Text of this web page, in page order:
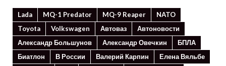
Lada MQ-1 Predator MQ-9 Reaper
NATO
Toyota
Volkswagen Автоваз
Автоновости
Александр Большунов
Александр Овечкин
БПЛА
Биатлон
В России Валерий Карпин
Елена Вяльбе